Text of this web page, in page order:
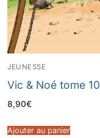
JEUNESSE
Vic & Noé tome 10
8,90€
Ajouter au panier